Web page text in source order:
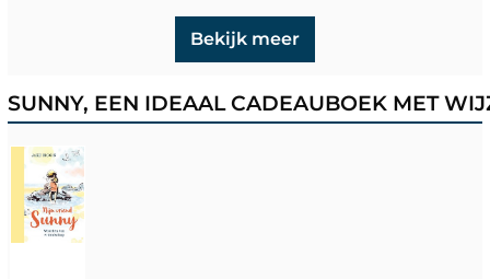
Bekijk meer
SUNNY, EEN IDEAAL CADEAUBOEK MET